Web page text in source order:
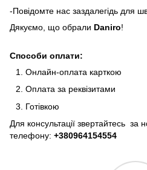
-Повідомте нас заздалегідь для
Дякуємо, що обрали Daniro!
Способи оплати:
Онлайн-оплата карткою
Оплата за реквізитами
Готівкою
Для консультації звертайтесь за
телефону: +380964154554